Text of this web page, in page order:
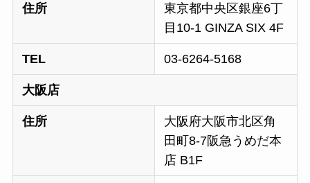
住所
東京都中央区銀座6丁
目10-1 GINZA SIX 4F
TEL 03-6264-5168
大阪店
住所
大阪府大阪市北区角
田町8-7阪急うめだ本
店 B1F